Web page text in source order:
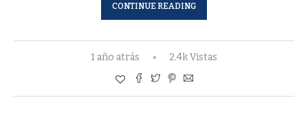
CONTINUE READING
1 año atrás 2.4k Vistas